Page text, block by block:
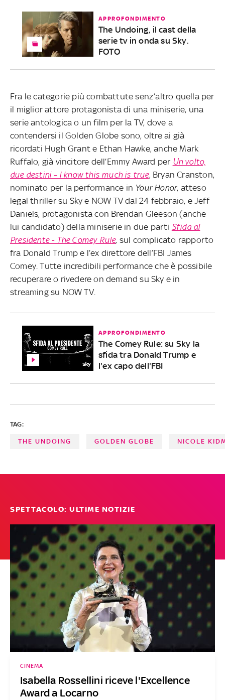
APPROFONDIMENTO
The Undoing, il cast della
serie tv in onda su Sky.
FOTO
Fra le categorie più combattute senz’altro quella per
il miglior attore protagonista di una miniserie, una
serie antologica o un film per la TV, dove a
contendersi il Golden Globe sono, oltre ai già
ricordati Hugh Grant e Ethan Hawke, anche Mark
Ruffalo, già vincitore dell’Emmy Award per Un volto,
due destini – I know this much is true, Bryan Cranston,
nominato per la performance in Your Honor, atteso
legal thriller su Sky e NOW TV dal 24 febbraio, e Jeff
Daniels, protagonista con Brendan Gleeson (anche
lui candidato) della miniserie in due parti Sfida al
Presidente - The Comey Rule, sul complicato rapporto
fra Donald Trump e l’ex direttore dell’FBI James
Comey. Tutte incredibili performance che è possibile
recuperare o rivedere on demand su Sky e in
streaming su NOW TV.
APPROFONDIMENTO
The Comey Rule: su Sky la
sfida tra Donald Trump e
l'ex capo dell'FBI
TAG:
THE UNDOING GOLDEN GLOBE NICOLE
SPETTACOLO: ULTIME NOTIZIE
Isabella Rossellini riceve l'Excellence
Award a Locarno
CINEMA